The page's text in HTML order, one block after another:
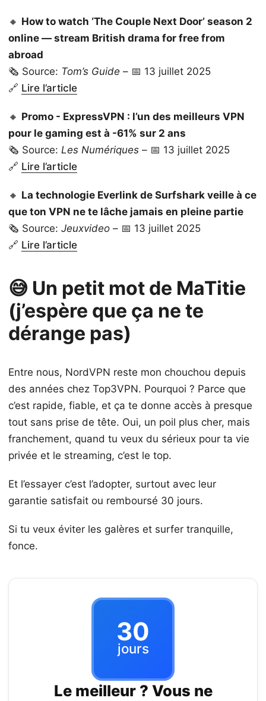
🔸 How to watch ‘The Couple Next Door’ season 2
online — stream British drama for free from
abroad
🗞️ Source: Tom’s Guide – 📅 13 juillet 2025
🔗 Lire l’article
🔸 Promo - ExpressVPN : l’un des meilleurs VPN
pour le gaming est à -61% sur 2 ans
🗞️ Source: Les Numériques – 📅 13 juillet 2025
🔗 Lire l’article
🔸 La technologie Everlink de Surfshark veille à ce
que ton VPN ne te lâche jamais en pleine partie
🗞️ Source: Jeuxvideo – 📅 13 juillet 2025
🔗 Lire l’article
😅 Un petit mot de MaTitie
(j’espère que ça ne te
dérange pas)
Entre nous, NordVPN reste mon chouchou depuis
des années chez Top3VPN. Pourquoi ? Parce que
c’est rapide, fiable, et ça te donne accès à presque
tout sans prise de tête. Oui, un poil plus cher, mais
franchement, quand tu veux du sérieux pour ta vie
privée et le streaming, c’est le top.
Et l’essayer c’est l’adopter, surtout avec leur
garantie satisfait ou remboursé 30 jours.
Si tu veux éviter les galères et surfer tranquille,
fonce.
30
jours
Le meilleur ? Vous ne